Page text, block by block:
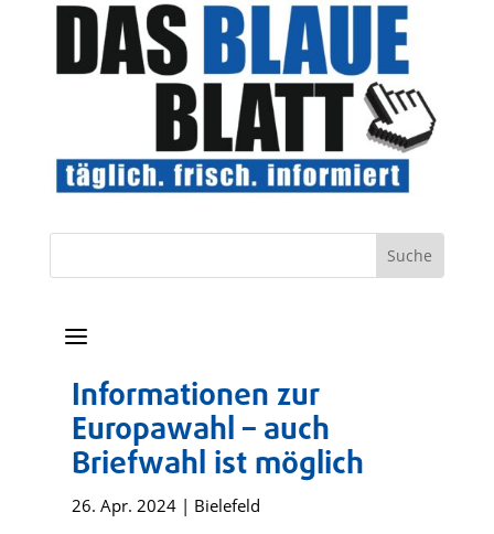
a
Informationen zur
Europawahl – auch
Briefwahl ist möglich
26. Apr. 2024| Bielefeld